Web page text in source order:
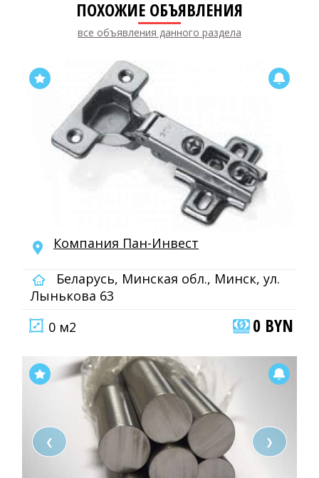
ПОХОЖИЕ ОБЪЯВЛЕНИЯ
все объявления данного раздела
Компания Пан-Инвест
Беларусь, Минская обл., Минск, ул.
Лынькова 63
0 м2
0 BYN
❮ ❯